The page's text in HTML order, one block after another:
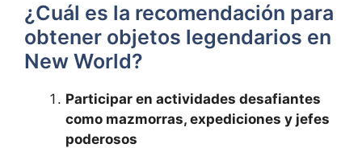
¿Cuál es la recomendación para
obtener objetos legendarios en
New World?
Participar en actividades desafiantes
como mazmorras, expediciones y jefes
poderosos